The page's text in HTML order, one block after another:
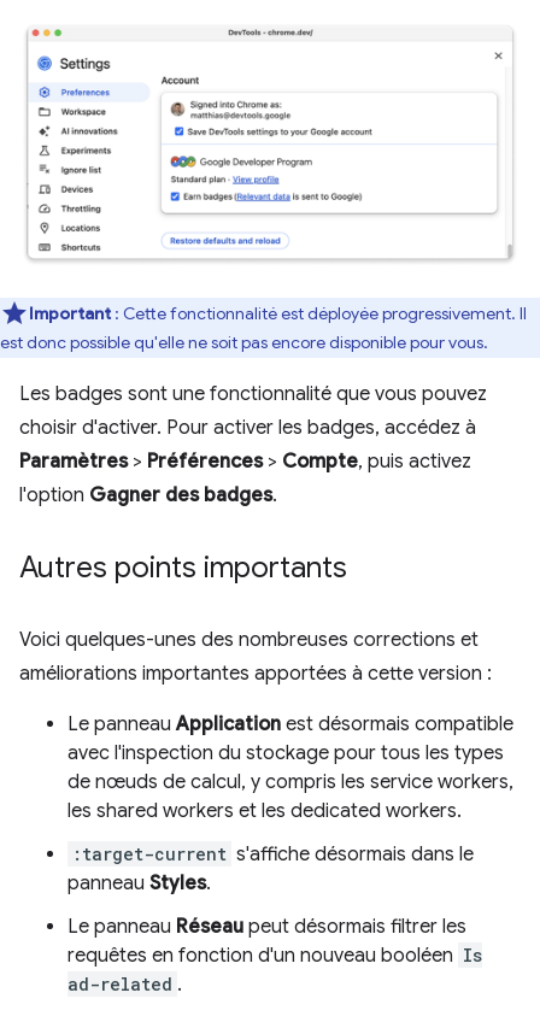
Important : Cette fonctionnalité est déployée progressivement. Il
est donc possible qu'elle ne soit pas encore disponible pour vous.
Les badges sont une fonctionnalité que vous pouvez
choisir d'activer. Pour activer les badges, accédez à
Paramètres> Préférences> Compte, puis activez
l'option Gagner des badges.
Autres points importants
Voici quelques-unes des nombreuses corrections et
améliorations importantes apportées à cette version :
Le panneauApplication est désormais compatible
avec l'inspection du stockage pour tous les types
de nœuds de calcul, y compris les service workers,
les shared workers et les dedicated workers.
:target-current s'affiche désormais dans le
panneau Styles.
Le panneau Réseau peut désormais filtrer les
requêtes en fonction d'un nouveau booléen Is
ad-related .